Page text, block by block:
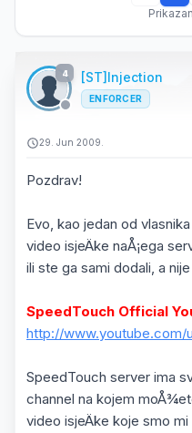
4 [ST]Injection
ENFORCER
29. Jun 2009.
Pozdrav!
Evo, kao jedan od
video isjeÄke naÅ¡ega
ili ste ga sami dodali, a
SpeedTouch Official
http://www.youtube.com/
SpeedTouch server ima
channel na kojem
video isjeÄke koje smo